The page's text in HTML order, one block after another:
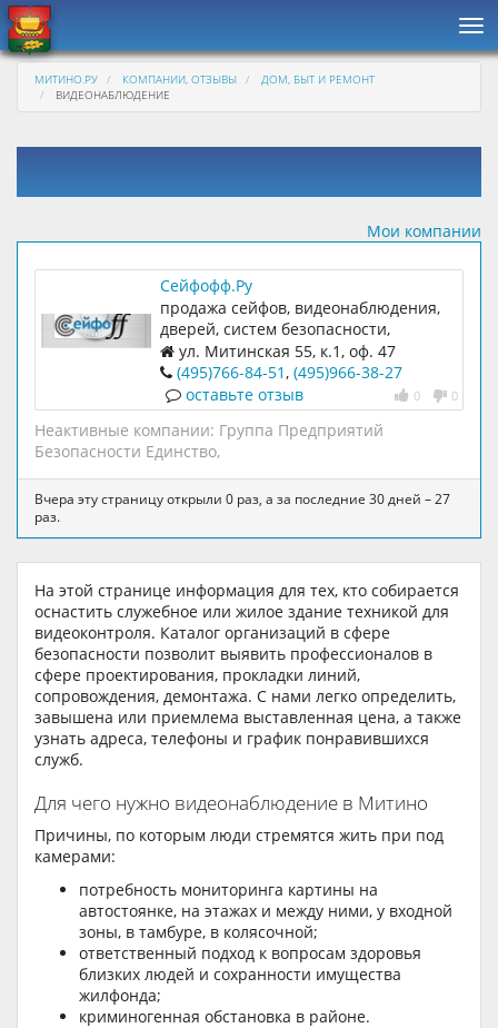
МИТИНО.РУ КОМПАНИИ, ОТЗЫВЫ
ДОМ, БЫТ И РЕМОНТ
ВИДЕОНАБЛЮДЕНИЕ
Мои компании
Сейфофф.Ру
продажа сейфов, видеонаблюдения,
дверей, систем безопасности,
кондиционеров, складского
оборудования
ул. Митинская 55, к.1, оф. 47
(495)766-84-51, (495)966-38-27
многоканальный
0 0
оставьте отзыв
Неактивные компании: Группа Предприятий
Безопасности Единство,
Вчера эту страницу открыли 0 раз, а за последние 30 дней – 27
раз.
На этой странице информация для тех, кто собирается
оснастить служебное или жилое здание техникой для
видеоконтроля. Каталог организаций в сфере
безопасности позволит выявить профессионалов в
сфере проектирования, прокладки линий,
сопровождения, демонтажа. С нами легко определить,
завышена или приемлема выставленная цена, а также
узнать адреса, телефоны и график понравившихся
служб.
Для чего нужно видеонаблюдение в Митино
Причины, по которым люди стремятся жить при под
камерами:
потребность мониторинга картины на
автостоянке, на этажах и между ними, у входной
зоны, в тамбуре, в колясочной;
ответственный подход к вопросам здоровья
близких людей и сохранности имущества
жилфонда;
криминогенная обстановка в районе.